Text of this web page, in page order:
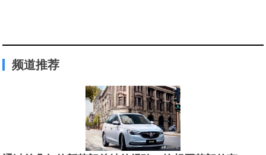
频道推荐